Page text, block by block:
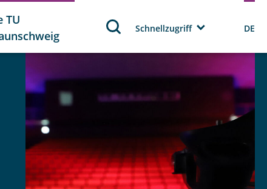
TU
Schnellzugriff DE